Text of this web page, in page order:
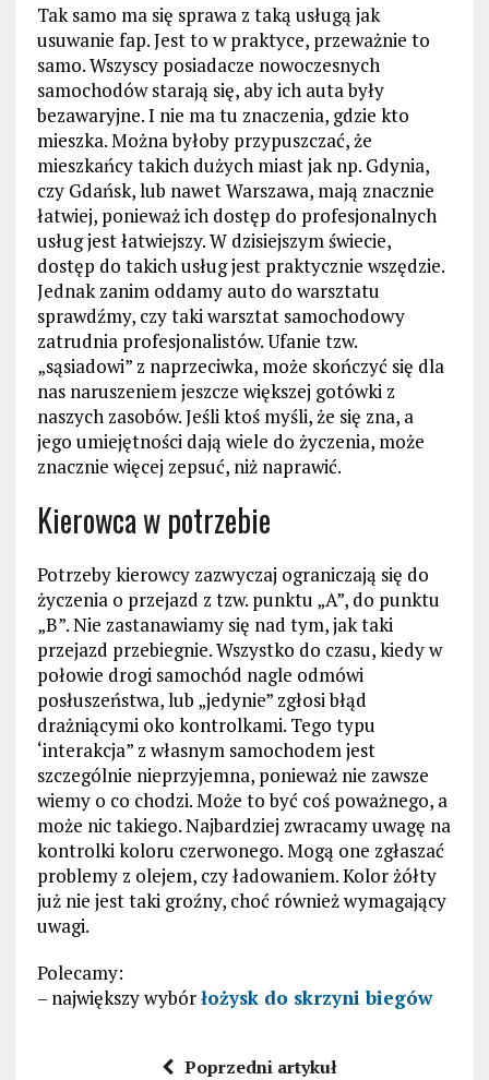
Tak samo ma się sprawa z taką usługą jak
usuwanie fap. Jest to w praktyce, przeważnie to
samo. Wszyscy posiadacze nowoczesnych
samochodów starają się, aby ich auta były
bezawaryjne. I nie ma tu znaczenia, gdzie kto
mieszka. Można byłoby przypuszczać, że
mieszkańcy takich dużych miast jak np. Gdynia,
czy Gdańsk, lub nawet Warszawa, mają znacznie
łatwiej, ponieważ ich dostęp do profesjonalnych
usług jest łatwiejszy. W dzisiejszym świecie,
dostęp do takich usług jest praktycznie wszędzie.
Jednak zanim oddamy auto do warsztatu
sprawdźmy, czy taki warsztat samochodowy
zatrudnia profesjonalistów. Ufanie tzw.
„sąsiadowi” z naprzeciwka, może skończyć się dla
nas naruszeniem jeszcze większej gotówki z
naszych zasobów. Jeśli ktoś myśli, że się zna, a
jego umiejętności dają wiele do życzenia, może
znacznie więcej zepsuć, niż naprawić.
Kierowca w potrzebie
Potrzeby kierowcy zazwyczaj ograniczają się do
życzenia o przejazd z tzw. punktu „A”, do punktu
„B”. Nie zastanawiamy się nad tym, jak taki
przejazd przebiegnie. Wszystko do czasu, kiedy w
połowie drogi samochód nagle odmówi
posłuszeństwa, lub „jedynie” zgłosi błąd
drażniącymi oko kontrolkami. Tego typu
‘interakcja” z własnym samochodem jest
szczególnie nieprzyjemna, ponieważ nie zawsze
wiemy o co chodzi. Może to być coś poważnego, a
może nic takiego. Najbardziej zwracamy uwagę na
kontrolki koloru czerwonego. Mogą one zgłaszać
problemy z olejem, czy ładowaniem. Kolor żółty
już nie jest taki groźny, choć również wymagający
uwagi.
Polecamy:
– największy wybórłożysk do skrzyni biegów
Poprzedni artykuł